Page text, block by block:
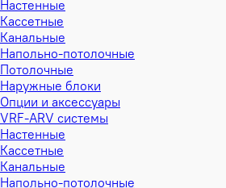
Настенные
Кассетные
Канальные
Напольно-потолочные
Потолочные
Наружные блоки
Опции и аксессуары
VRF-ARV системы
Настенные
Кассетные
Канальные
Напольно-потолочные